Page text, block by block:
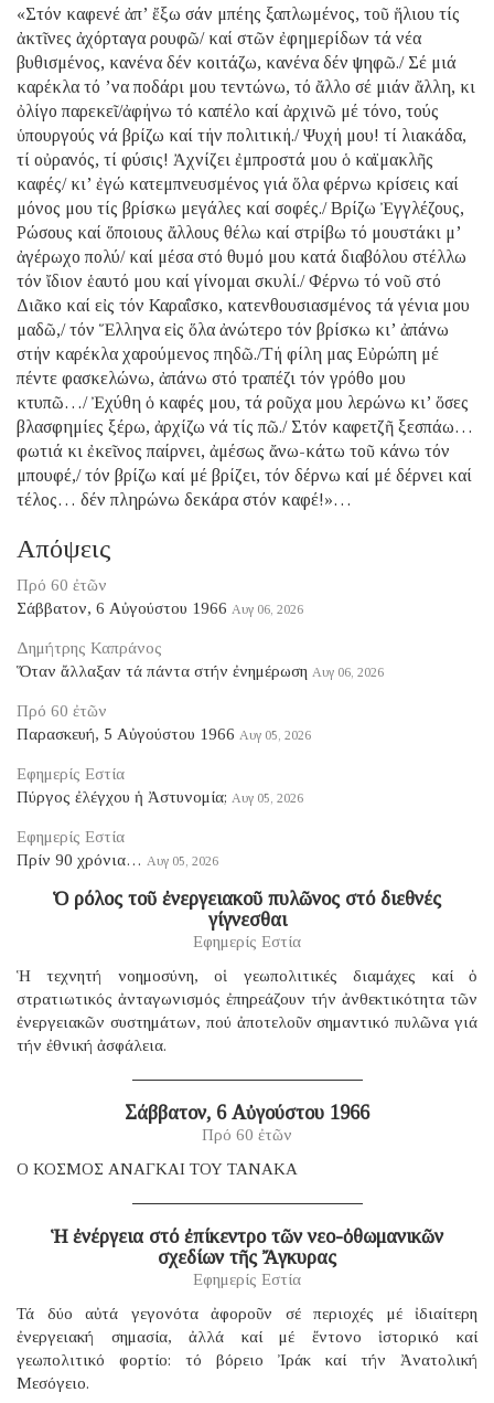
«Στόν καφενέ ἀπ’ ἔξω σάν μπέης ξαπλωμένος, τοῦ ἥλιου τίς
ἀκτῖνες ἀχόρταγα ρουφῶ/ καί στῶν ἐφημερίδων τά νέα
βυθισμένος, κανένα δέν κοιτάζω, κανένα δέν ψηφῶ./ Σέ μιά
καρέκλα τό ’να ποδάρι μου τεντώνω, τό ἄλλο σέ μιάν ἄλλη, κι
ὀλίγο παρεκεῖ/ἀφήνω τό καπέλο καί ἀρχινῶ μέ τόνο, τούς
ὑπουργούς νά βρίζω καί τήν πολιτική./ Ψυχή μου! τί λιακάδα,
τί οὐρανός, τί φύσις! Ἀχνίζει ἐμπροστά μου ὁ καϊμακλῆς
καφές/ κι’ ἐγώ κατεμπνευσμένος γιά ὅλα φέρνω κρίσεις καί
μόνος μου τίς βρίσκω μεγάλες καί σοφές./ Βρίζω Ἐγγλέζους,
Ρώσους καί ὅποιους ἄλλους θέλω καί στρίβω τό μουστάκι μ’
ἀγέρωχο πολύ/ καί μέσα στό θυμό μου κατά διαβόλου στέλλω
τόν ἴδιον ἑαυτό μου καί γίνομαι σκυλί./ Φέρνω τό νοῦ στό
Διᾶκο καί εἰς τόν Καραΐσκο, κατενθουσιασμένος τά γένια μου
μαδῶ,/ τόν Ἕλληνα εἰς ὅλα ἀνώτερο τόν βρίσκω κι’ ἀπάνω
στήν καρέκλα χαρούμενος πηδῶ./Τή φίλη μας Εὐρώπη μέ
πέντε φασκελώνω, ἀπάνω στό τραπέζι τόν γρόθο μου
κτυπῶ…/ Ἐχύθη ὁ καφές μου, τά ροῦχα μου λερώνω κι’ ὅσες
βλασφημίες ξέρω, ἀρχίζω νά τίς πῶ./ Στόν καφετζῆ ξεσπάω…
φωτιά κι ἐκεῖνος παίρνει, ἀμέσως ἄνω-κάτω τοῦ κάνω τόν
μπουφέ,/ τόν βρίζω καί μέ βρίζει, τόν δέρνω καί μέ δέρνει καί
τέλος… δέν πληρώνω δεκάρα στόν καφέ!»…
Απόψεις
Πρό 60 ἐτῶν
Σάββατον, 6 Αὐγούστου 1966 Αυγ 06, 2026
Δημήτρης Καπράνος
Ὅταν ἄλλαξαν τά πάντα στήν ἐνημέρωση Αυγ 06, 2026
Πρό 60 ἐτῶν
Παρασκευή, 5 Αὐγούστου 1966 Αυγ 05, 2026
Εφημερίς Εστία
Πύργος ἐλέγχου ἡ Ἀστυνομία; Αυγ 05, 2026
Εφημερίς Εστία
Πρίν 90 χρόνια… Αυγ 05, 2026
Ὁ ρόλος τοῦ ἐνεργειακοῦ πυλῶνος στό διεθνές
γίγνεσθαι
Εφημερίς Εστία
Ἡ τεχνητή νοημοσύνη, οἱ γεωπολιτικές διαμάχες καί ὁ
στρατιωτικός ἀνταγωνισμός ἐπηρεάζουν τήν ἀνθεκτικότητα τῶν
ἐνεργειακῶν συστημάτων, πού ἀποτελοῦν σημαντικό πυλῶνα γιά
τήν ἐθνική ἀσφάλεια.
Σάββατον, 6 Αὐγούστου 1966
Πρό 60 ἐτῶν
Ο ΚΟΣΜΟΣ ΑΝΑΓΚΑΙ ΤΟΥ ΤΑΝΑΚΑ
Ἡ ἐνέργεια στό ἐπίκεντρο τῶν νεο-ὀθωμανικῶν
σχεδίων τῆς Ἄγκυρας
Εφημερίς Εστία
Τά δύο αὐτά γεγονότα ἀφοροῦν σέ περιοχές μέ ἰδιαίτερη
ἐνεργειακή σημασία, ἀλλά καί μέ ἔντονο ἱστορικό καί
γεωπολιτικό φορτίο: τό βόρειο Ἰράκ καί τήν Ἀνατολική
Μεσόγειο.